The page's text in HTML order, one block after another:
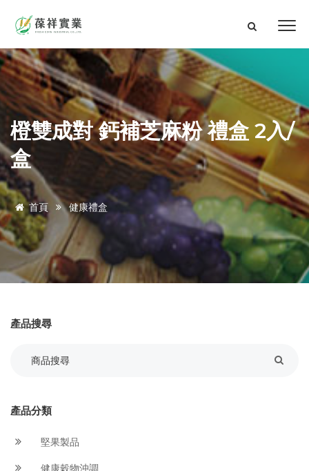
橙雙成對 鈣補芝麻粉 禮盒 2入/
盒
首頁 健康禮盒
產品搜尋
產品分類
堅果製品
健康穀物沖調